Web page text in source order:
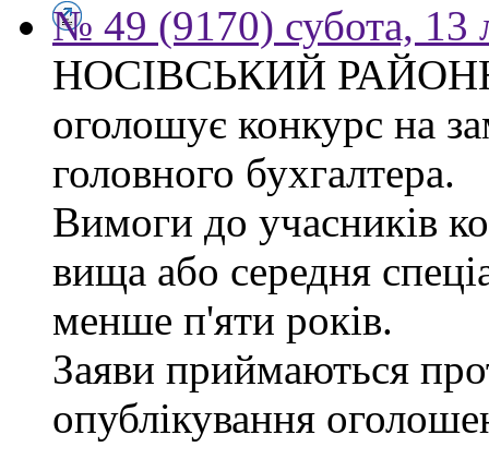
№ 49 (9170) субота, 13
НОСІВСЬКИЙ
оголошує конкурс на
головного бухгалтера.
Вимоги до учасників
вища або середня
менше п'яти років.
Заяви приймаються
опублікування